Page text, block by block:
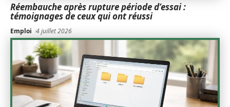
Réembauche après rupture période d’essai :
témoignages de ceux qui ont réussi
Emploi 4 juillet 2026